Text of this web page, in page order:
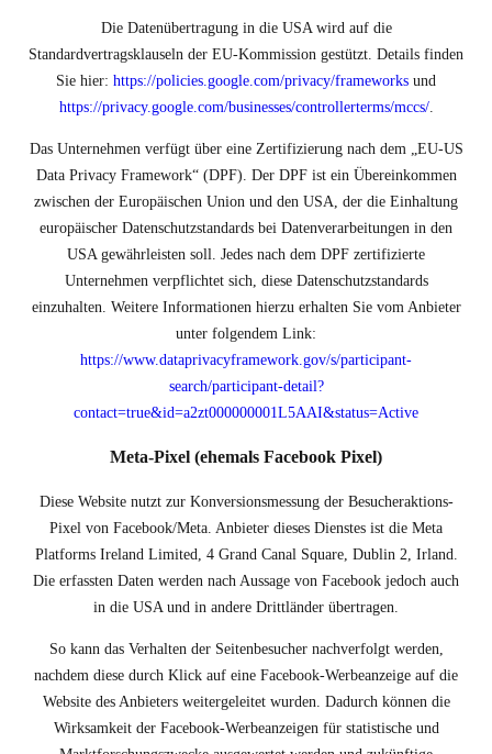
Die Datenübertragung in die USA wird auf die
Standardvertragsklauseln der EU-Kommission gestützt. Details finden
Sie hier: https://policies.google.com/privacy/frameworks und
https://privacy.google.com/businesses/controllerterms/mccs/.
Das Unternehmen verfügt über eine Zertifizierung nach dem „EU-US
Data Privacy Framework“ (DPF). Der DPF ist ein Übereinkommen
zwischen der Europäischen Union und den USA, der die Einhaltung
europäischer Datenschutzstandards bei Datenverarbeitungen in den
USA gewährleisten soll. Jedes nach dem DPF zertifizierte
Unternehmen verpflichtet sich, diese Datenschutzstandards
einzuhalten. Weitere Informationen hierzu erhalten Sie vom Anbieter
unter folgendem Link:
https://www.dataprivacyframework.gov/s/participant-
search/participant-detail?
contact=true&id=a2zt000000001L5AAI&status=Active
Meta-Pixel (ehemals Facebook Pixel)
Diese Website nutzt zur Konversionsmessung der Besucheraktions-
Pixel von Facebook/Meta. Anbieter dieses Dienstes ist die Meta
Platforms Ireland Limited, 4 Grand Canal Square, Dublin 2, Irland.
Die erfassten Daten werden nach Aussage von Facebook jedoch auch
in die USA und in andere Drittländer übertragen.
So kann das Verhalten der Seitenbesucher nachverfolgt werden,
nachdem diese durch Klick auf eine Facebook-Werbeanzeige auf die
Website des Anbieters weitergeleitet wurden. Dadurch können die
Wirksamkeit der Facebook-Werbeanzeigen für statistische und